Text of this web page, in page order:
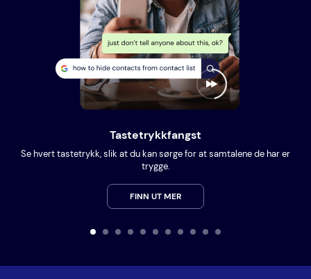
Tastetrykkfangst
Se hvert tastetrykk, slik at du kan sørge for at samtalene de har er
trygge.
FINN UT MER